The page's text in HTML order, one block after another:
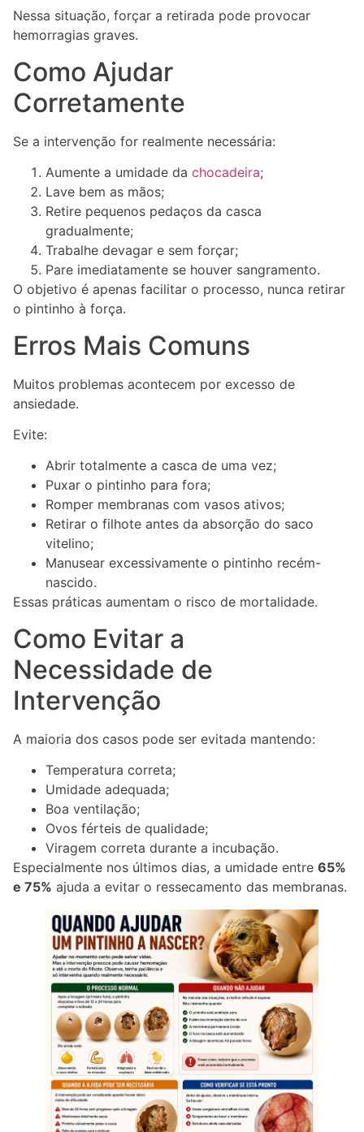
Nessa situação, forçar a retirada pode provocar
hemorragias graves.
Como Ajudar
Corretamente
Se a intervenção for realmente necessária:
Aumente a umidade da chocadeira;
Lave bem as mãos;
Retire pequenos pedaços da casca
gradualmente;
Trabalhe devagar e sem forçar;
Pare imediatamente se houver sangramento.
O objetivo é apenas facilitar o processo, nunca retirar
o pintinho à força.
Erros Mais Comuns
Muitos problemas acontecem por excesso de
ansiedade.
Evite:
Abrir totalmente a casca de uma vez;
Puxar o pintinho para fora;
Romper membranas com vasos ativos;
Retirar o filhote antes da absorção do saco
vitelino;
Manusear excessivamente o pintinho recém-
nascido.
Essas práticas aumentam o risco de mortalidade.
Como Evitar a
Necessidade de
Intervenção
A maioria dos casos pode ser evitada mantendo:
Temperatura correta;
Umidade adequada;
Boa ventilação;
Ovos férteis de qualidade;
Viragem correta durante a incubação.
Especialmente nos últimos dias, a umidade entre 65%
e 75% ajuda a evitar o ressecamento das membranas.